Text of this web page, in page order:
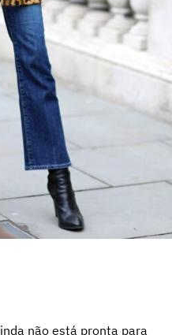
não está pronta para